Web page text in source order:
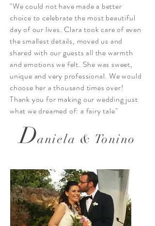
"We could not have made a better
choice to celebrate the most beautiful
day of our lives. Clara took care of even
the smallest details, moved us and
shared with our guests all the warmth
and emotions we felt. She was sweet,
unique and very professional. We would
choose her a thousand times over!
Thank you for making our wedding just
what we dreamed of: a fairy tale"
Daniela & Tonino